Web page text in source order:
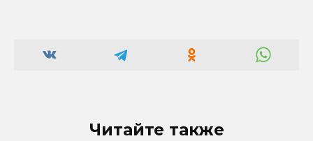
Читайте также